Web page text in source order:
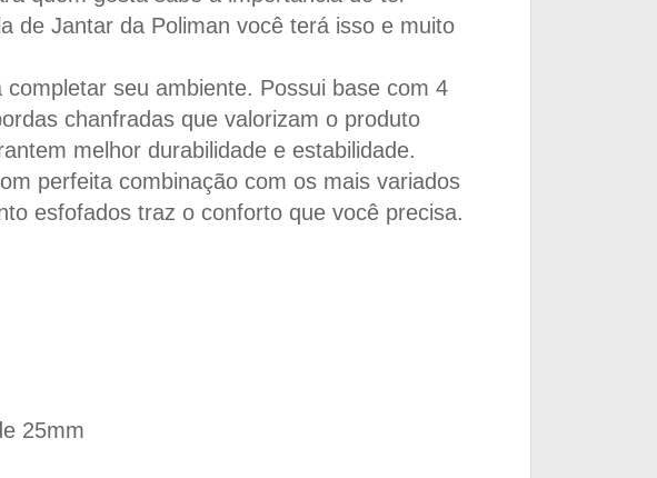
de Jantar da Poliman você terá isso e muito
seu ambiente. Possui base com 4
chanfradas que valorizam o produto
melhor durabilidade e estabilidade.
perfeita combinação com os mais variados
esfofados traz o conforto que você precisa.
25mm